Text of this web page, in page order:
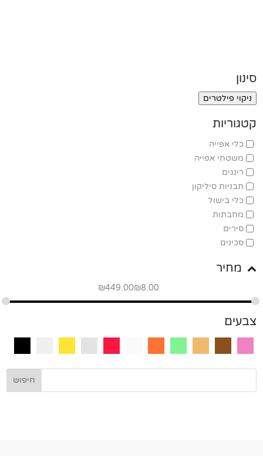
סינון
ניקוי פילטרים
קטגוריות
כלי אפייה
משטחי אפייה
רינגים
תבניות סיליקון
כלי בישול
מחבתות
סירים
סכינים
מחיר
₪8.00
₪449.00
צבעים